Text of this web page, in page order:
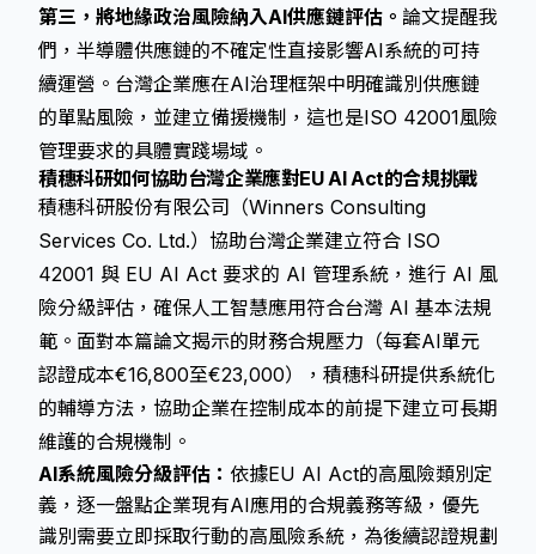
第三，將地緣政治風險納入AI供應鏈評估。 論文提醒我
們，半導體供應鏈的不確定性直接影響AI系統的可持
續運營。台灣企業應在AI治理框架中明確識別供應鏈
的單點風險，並建立備援機制，這也是ISO 42001風險
管理要求的具體實踐場域。
積穗科研如何協助台灣企業應對EU AI Act的合規挑戰
積穗科研股份有限公司（Winners Consulting
Services Co. Ltd.）協助台灣企業建立符合 ISO
42001 與 EU AI Act 要求的 AI 管理系統，進行 AI 風
險分級評估，確保人工智慧應用符合台灣 AI 基本法規
範。面對本篇論文揭示的財務合規壓力（每套AI單元
認證成本€16,800至€23,000），積穗科研提供系統化
的輔導方法，協助企業在控制成本的前提下建立可長期
維護的合規機制。
AI系統風險分級評估： 依據EU AI Act的高風險類別定
義，逐一盤點企業現有AI應用的合規義務等級，優先
識別需要立即採取行動的高風險系統，為後續認證規劃